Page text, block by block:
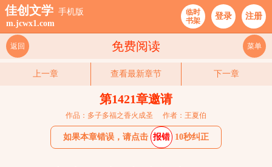
佳创文学 手机版
m.jcwx1.com
临时
书架
登录 注册
免费阅读
返回 菜单
上一章 查看最新章节 下一章
第1421章邀请
作品：多子多福之香火成圣 作者：王夏伯
如果本章错误，请点击 报错 10秒纠正